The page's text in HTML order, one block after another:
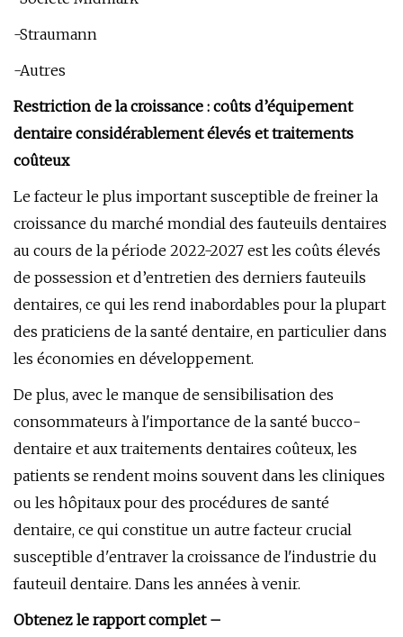
-Straumann
-Autres
Restriction de la croissance : coûts d’équipement
dentaire considérablement élevés et traitements
coûteux
Le facteur le plus important susceptible de freiner la
croissance du marché mondial des fauteuils dentaires
au cours de la période 2022-2027 est les coûts élevés
de possession et d’entretien des derniers fauteuils
dentaires, ce qui les rend inabordables pour la plupart
des praticiens de la santé dentaire, en particulier dans
les économies en développement.
De plus, avec le manque de sensibilisation des
consommateurs à l'importance de la santé bucco-
dentaire et aux traitements dentaires coûteux, les
patients se rendent moins souvent dans les cliniques
ou les hôpitaux pour des procédures de santé
dentaire, ce qui constitue un autre facteur crucial
susceptible d'entraver la croissance de l'industrie du
fauteuil dentaire. Dans les années à venir.
Obtenez le rapport complet –